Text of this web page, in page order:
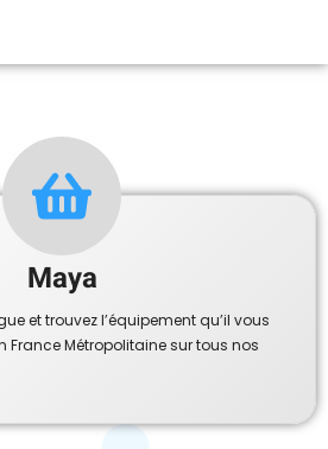
Maya
et trouvez l’équipement qu’il vous
France Métropolitaine sur tous nos